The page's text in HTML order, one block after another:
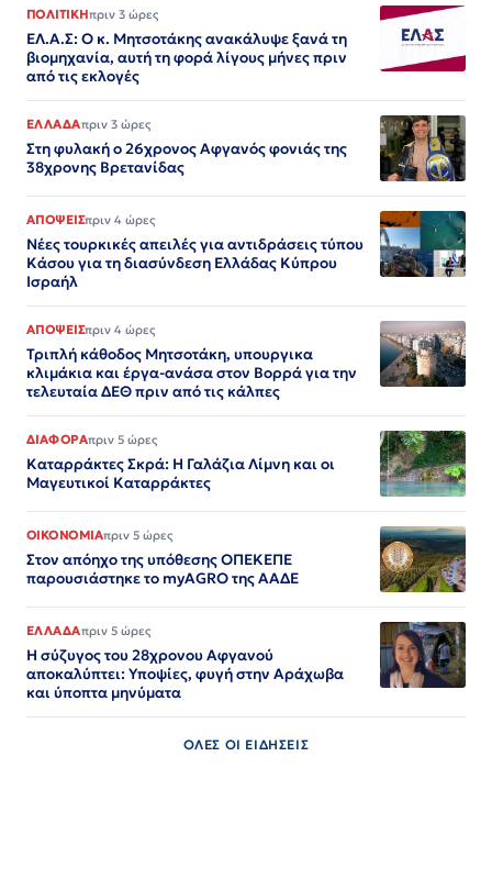
ΠΟΛΙΤΙΚΗπριν 3 ώρες
ΕΛ.Α.Σ: Ο κ. Μητσοτάκης ανακάλυψε ξανά τη
βιομηχανία, αυτή τη φορά λίγους μήνες πριν
από τις εκλογές
ΕΛΛΑΔΑπριν 3 ώρες
Στη φυλακή ο 26χρονος Αφγανός φονιάς της
38χρονης Βρετανίδας
ΑΠΟΨΕΙΣπριν 4 ώρες
Νέες τουρκικές απειλές για αντιδράσεις τύπου
Κάσου για τη διασύνδεση Ελλάδας Κύπρου
Ισραήλ
ΑΠΟΨΕΙΣπριν 4 ώρες
Τριπλή κάθοδος Μητσοτάκη, υπουργικα
κλιμάκια και έργα-ανάσα στον Βορρά για την
τελευταία ΔΕΘ πριν από τις κάλπες
ΔΙΑΦΟΡΑπριν 5 ώρες
Καταρράκτες Σκρά: Η Γαλάζια Λίμνη και οι
Μαγευτικοί Καταρράκτες
ΟΙΚΟΝΟΜΙΑπριν 5 ώρες
Στον απόηχο της υπόθεσης ΟΠΕΚΕΠΕ
παρουσιάστηκε το myAGRO της ΑΑΔΕ
ΕΛΛΑΔΑπριν 5 ώρες
Η σύζυγος του 28χρονου Αφγανού
αποκαλύπτει: Υποψίες, φυγή στην Αράχωβα
και ύποπτα μηνύματα
ΟΛΕΣ ΟΙ ΕΙΔΗΣΕΙΣ